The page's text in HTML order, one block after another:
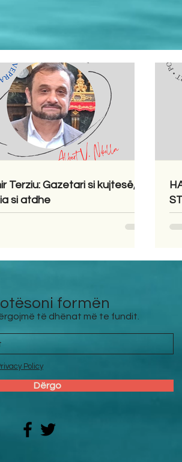
Terziu: Gazetari si kujtesë,
si atdhe
formën
të dhënat më te fundit.
Policy
Dërgo